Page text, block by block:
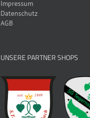
Impressum
Datenschutz
AGB
UNSERE PARTNER SHOPS